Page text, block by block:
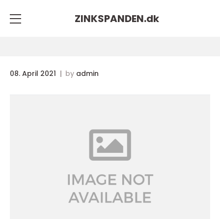
ZINKSPANDEN.dk
08. April 2021 by admin